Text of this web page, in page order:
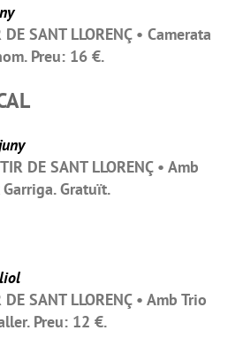
SANT LLORENÇ • Camerata
Preu: 16 €.
DE SANT LLORENÇ • Amb
Gratuït.
SANT LLORENÇ • Amb Trio
Preu: 12 €.